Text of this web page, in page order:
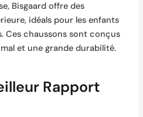
Bisgaard offre des
idéals pour les enfants
Ces chaussons sont conçus
et une grande durabilité.
Rapport